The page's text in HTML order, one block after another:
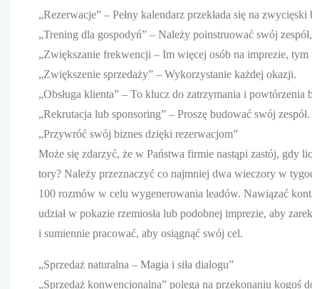
„Rezerwacje” – Pełny kalendarz przekłada się na zwycięski
„Trening dla gospodyń” – Należy poinstruować swój
„Zwiększanie frekwencji – Im więcej osób na imprezie, tym
„Zwiększenie sprzedaży” – Wykorzystanie każdej okazji.
„Obsługa klienta” – To klucz do zatrzymania i powtórzenia
„Rekrutacja lub sponsoring” – Proszę budować swój zespół.
„Przywróć swój biznes dzięki rezerwacjom”
Może się zdarzyć, że w Państwa firmie nastąpi zastój, gdy
tory? Należy przeznaczyć co najmniej dwa wieczory w
100 rozmów w celu wygenerowania leadów. Nawiązać
udział w pokazie rzemiosła lub podobnej imprezie, aby
i sumiennie pracować, aby osiągnąć swój cel.
„Sprzedaż naturalna – Magia i siła dialogu”
„Sprzedaż konwencjonalna” polega na przekonaniu kogoś